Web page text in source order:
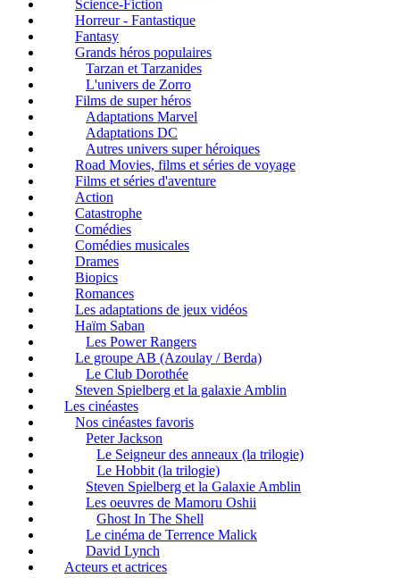
Science-Fiction
Horreur - Fantastique
Fantasy
Grands héros populaires
Tarzan et Tarzanides
L'univers de Zorro
Films de super héros
Adaptations Marvel
Adaptations DC
Autres univers super héroiques
Road Movies, films et séries de voyage
Films et séries d'aventure
Action
Catastrophe
Comédies
Comédies musicales
Drames
Biopics
Romances
Les adaptations de jeux vidéos
Haïm Saban
Les Power Rangers
Le groupe AB (Azoulay / Berda)
Le Club Dorothée
Steven Spielberg et la galaxie Amblin
Les cinéastes
Nos cinéastes favoris
Peter Jackson
Le Seigneur des anneaux (la trilogie)
Le Hobbit (la trilogie)
Steven Spielberg et la Galaxie Amblin
Les oeuvres de Mamoru Oshii
Ghost In The Shell
Le cinéma de Terrence Malick
David Lynch
Acteurs et actrices